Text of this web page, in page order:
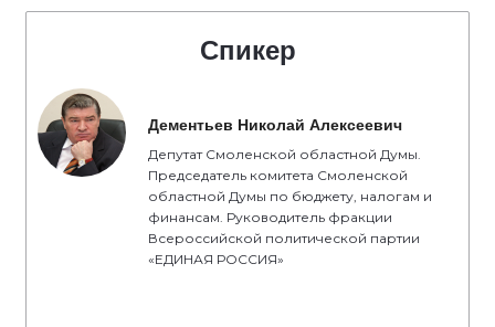
Спикер
Дементьев Николай Алексеевич
Депутат Смоленской областной Думы.
Председатель комитета Смоленской
областной Думы по бюджету, налогам и
финансам. Руководитель фракции
Всероссийской политической партии
«ЕДИНАЯ РОССИЯ»